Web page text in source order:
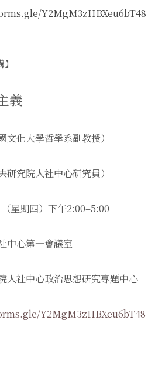
Y2MgM3zHBXeu6bT48
義
化大學哲學系副教授）
究院人社中心研究員）
星期四）下午2:00–5:00
中心第一會議室
人社中心政治思想研究專題中心
Y2MgM3zHBXeu6bT48